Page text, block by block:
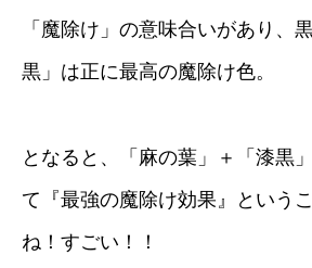
「魔除け」の意味合いがあり、
黒」は正に最高の魔除け色。
となると、「麻の葉」＋「漆黒
て『最強の魔除け効果』という
ね！すごい！！